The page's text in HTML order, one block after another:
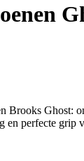
Brooks Ghost:
en perfecte grip